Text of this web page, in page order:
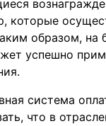
которые
образом, на
успешно
система
что в